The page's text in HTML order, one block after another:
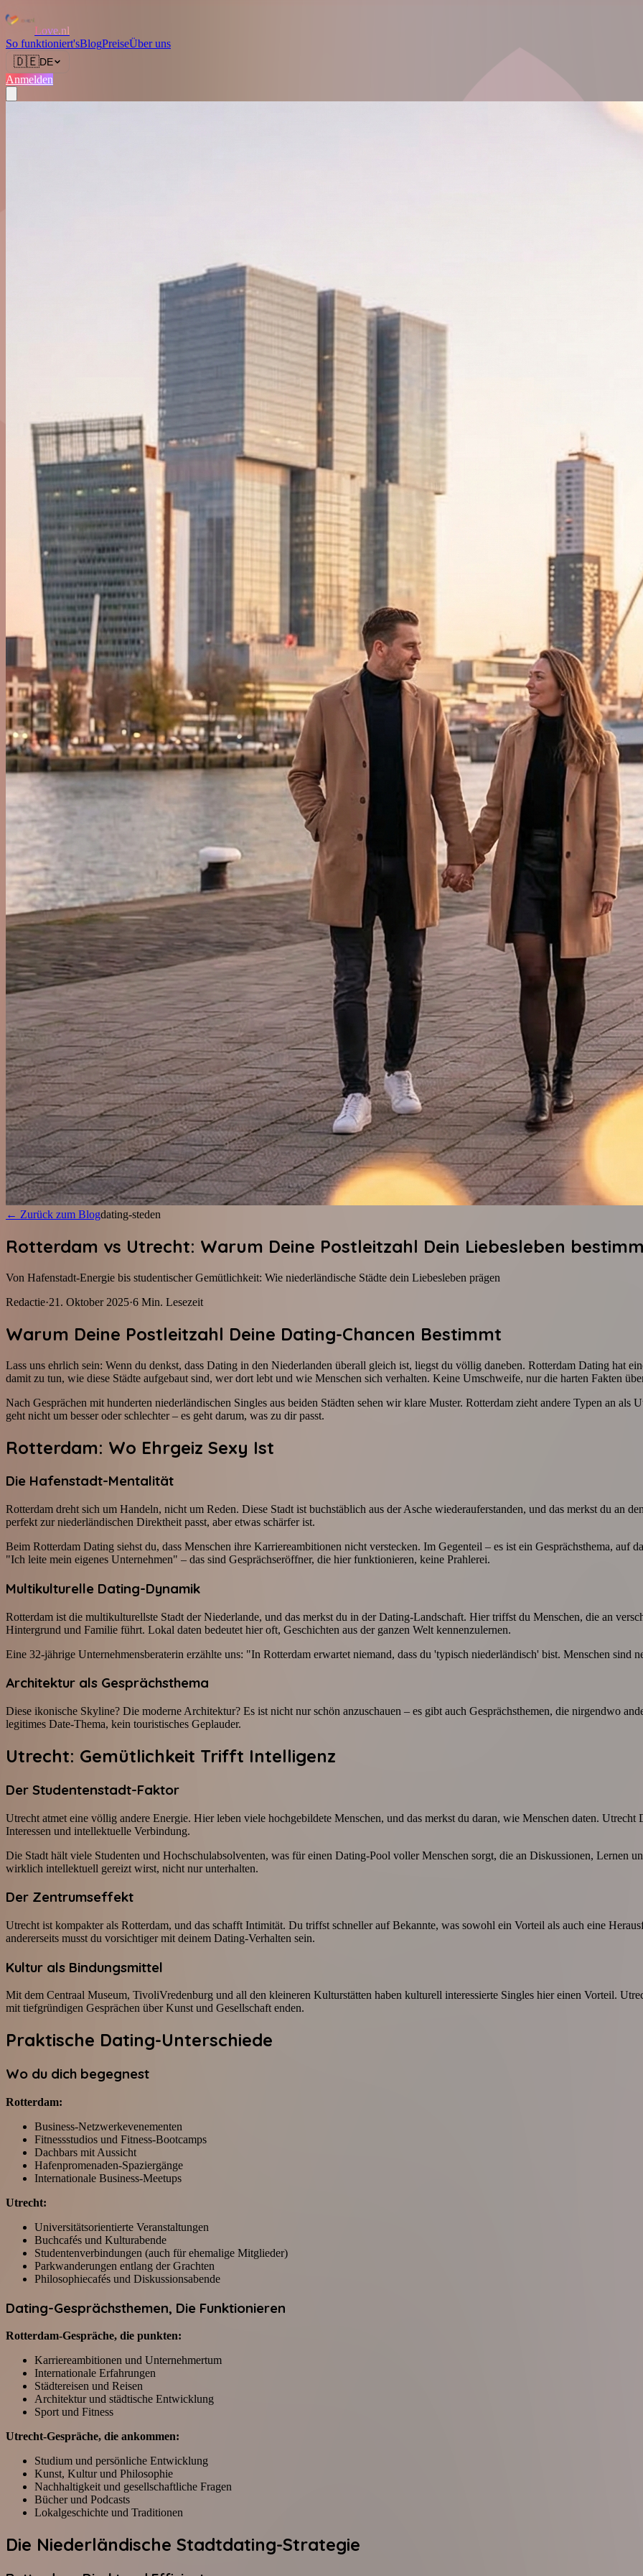
Love.nl
So funktioniert'sBlogPreiseÜber uns
🇩🇪DE
Anmelden
← Zurück zum Blogdating-steden
Rotterdam vs Utrecht: Warum Deine Postleitzahl Dein Liebesleben
Von Hafenstadt-Energie bis studentischer Gemütlichkeit: Wie niederländische Städte dein Liebesleben prägen
Redactie·21. Oktober 2025·6 Min. Lesezeit
Warum Deine Postleitzahl Deine Dating-Chancen Bestimmt
Lass uns ehrlich sein: Wenn du denkst, dass Dating in den Niederlanden überall gleich ist, liegst du völlig daneben. Rotterdam Dating hat
damit zu tun, wie diese Städte aufgebaut sind, wer dort lebt und wie Menschen sich verhalten. Keine Umschweife, nur die harten Fakten
Nach Gesprächen mit hunderten niederländischen Singles aus beiden Städten sehen wir klare Muster. Rotterdam zieht andere Typen an als
geht nicht um besser oder schlechter – es geht darum, was zu dir passt.
Rotterdam: Wo Ehrgeiz Sexy Ist
Die Hafenstadt-Mentalität
Rotterdam dreht sich um Handeln, nicht um Reden. Diese Stadt ist buchstäblich aus der Asche wiederauferstanden, und das merkst du an
perfekt zur niederländischen Direktheit passt, aber etwas schärfer ist.
Beim Rotterdam Dating siehst du, dass Menschen ihre Karriereambitionen nicht verstecken. Im Gegenteil – es ist ein Gesprächsthema,
"Ich leite mein eigenes Unternehmen" – das sind Gesprächseröffner, die hier funktionieren, keine Prahlerei.
Multikulturelle Dating-Dynamik
Rotterdam ist die multikulturellste Stadt der Niederlande, und das merkst du in der Dating-Landschaft. Hier triffst du Menschen, die an
Hintergrund und Familie führt. Lokal daten bedeutet hier oft, Geschichten aus der ganzen Welt kennenzulernen.
Eine 32-jährige Unternehmensberaterin erzählte uns: "In Rotterdam erwartet niemand, dass du 'typisch niederländisch' bist. Menschen sind
Architektur als Gesprächsthema
Diese ikonische Skyline? Die moderne Architektur? Es ist nicht nur schön anzuschauen – es gibt auch Gesprächsthemen, die nirgendwo
legitimes Date-Thema, kein touristisches Geplauder.
Utrecht: Gemütlichkeit Trifft Intelligenz
Der Studentenstadt-Faktor
Utrecht atmet eine völlig andere Energie. Hier leben viele hochgebildete Menschen, und das merkst du daran, wie Menschen daten.
Interessen und intellektuelle Verbindung.
Die Stadt hält viele Studenten und Hochschulabsolventen, was für einen Dating-Pool voller Menschen sorgt, die an Diskussionen, Lernen
wirklich intellektuell gereizt wirst, nicht nur unterhalten.
Der Zentrumseffekt
Utrecht ist kompakter als Rotterdam, und das schafft Intimität. Du triffst schneller auf Bekannte, was sowohl ein Vorteil als auch eine
andererseits musst du vorsichtiger mit deinem Dating-Verhalten sein.
Kultur als Bindungsmittel
Mit dem Centraal Museum, TivoliVredenburg und all den kleineren Kulturstätten haben kulturell interessierte Singles hier einen Vorteil.
mit tiefgründigen Gesprächen über Kunst und Gesellschaft enden.
Praktische Dating-Unterschiede
Wo du dich begegnest
Rotterdam:
Business-Netzwerkevenementen
Fitnessstudios und Fitness-Bootcamps
Dachbars mit Aussicht
Hafenpromenaden-Spaziergänge
Internationale Business-Meetups
Utrecht:
Universitätsorientierte Veranstaltungen
Buchcafés und Kulturabende
Studentenverbindungen (auch für ehemalige Mitglieder)
Parkwanderungen entlang der Grachten
Philosophiecafés und Diskussionsabende
Dating-Gesprächsthemen, Die Funktionieren
Rotterdam-Gespräche, die punkten:
Karriereambitionen und Unternehmertum
Internationale Erfahrungen
Städtereisen und Reisen
Architektur und städtische Entwicklung
Sport und Fitness
Utrecht-Gespräche, die ankommen:
Studium und persönliche Entwicklung
Kunst, Kultur und Philosophie
Nachhaltigkeit und gesellschaftliche Fragen
Bücher und Podcasts
Lokalgeschichte und Traditionen
Die Niederländische Stadtdating-Strategie